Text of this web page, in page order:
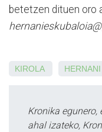
betetzen dituen oro
KIROLA HERNANI
Kronika egunero,
ahal izateko,